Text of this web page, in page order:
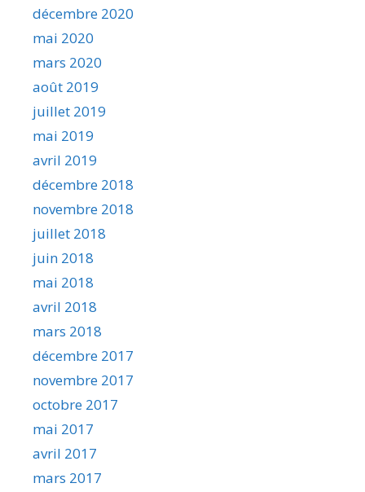
décembre 2020
mai 2020
mars 2020
août 2019
juillet 2019
mai 2019
avril 2019
décembre 2018
novembre 2018
juillet 2018
juin 2018
mai 2018
avril 2018
mars 2018
décembre 2017
novembre 2017
octobre 2017
mai 2017
avril 2017
mars 2017